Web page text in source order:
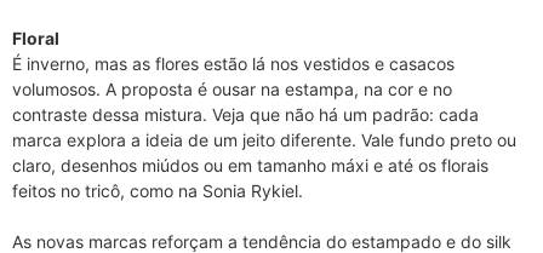
Floral
É inverno, mas as flores estão lá nos vestidos e casacos
volumosos. A proposta é ousar na estampa, na cor e no
contraste dessa mistura. Veja que não há um padrão: cada
marca explora a ideia de um jeito diferente. Vale fundo preto ou
claro, desenhos miúdos ou em tamanho máxi e até os florais
feitos no tricô, como na Sonia Rykiel.
As novas marcas reforçam a tendência do estampado e do silk